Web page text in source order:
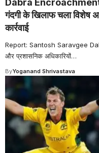
Dabra Encroachment
गंदगी के खिलाफ चला विशेष
कार्रवाई
Report: Santosh Saravgee
और प्रशासनिक अधिकारियों…
ByYoganand Shrivastava